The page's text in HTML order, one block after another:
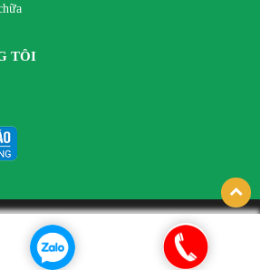
TÔI
TY TNHH THIẾT BỊ Y TẾ VIỆT HÀ.